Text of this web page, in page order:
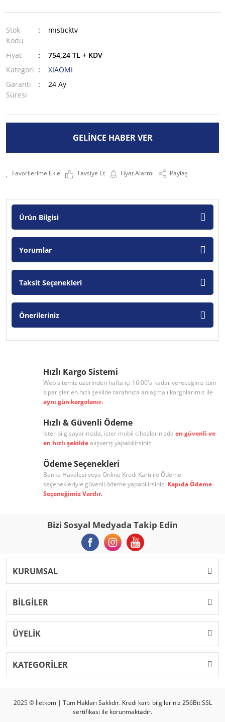
Stok
Kodu
mıstıcktv
Fiyat
754,24 TL + KDV
Kategori
XIAOMI
Garanti
Süresi
24 Ay
GELİNCE HABER VER
Tavsiye Et Fiyat Alarmı Paylaş
Ürün Bilgisi
Yorumlar
Taksit Seçenekleri
Önerileriniz
Hızlı Kargo Sistemi
Web sitemiz üzerinden hafta içi 16:00'a kadar vereceğiniz tüm
siparişler en hızlı şekilde tarafınıza anlaşmalı kargolarımız ile
aynı gün kargolanır.
Hızlı & Güvenli Ödeme
İster bilgisayarınızda, ister mobil cihazlarınızda en güvenli ve
en hızlı şekildealışveriş yapabilirsiniz.
Ödeme Seçenekleri
Banka Havalesi veya Online Kredi Kartı ile Ödeme
seçenekleriyle güvenli ödeme yapabilirsiniz. Kapıda Ödeme
Seçeneğimiz Vardır.
Bizi Sosyal Medyada Takip Edin
KURUMSAL
BİLGİLER
ÜYELİK
KATEGORİLER
2025 © İletkom | Tüm Hakları Saklıdır. Kredi kartı bilgileriniz 256Bit SSL
sertifikası ile korunmaktadır.